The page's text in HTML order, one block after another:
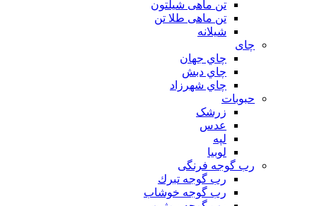
تن ماهی شیلتون
تن ماهی طلا تن
شیلانه
چای
چاي جهان
چاي دبش
چاي شهرزاد
حبوبات
زرشک
عدس
لپه
لوبیا
رب گوجه فرنگی
رب گوجه تبرك
رب گوجه خوشاب